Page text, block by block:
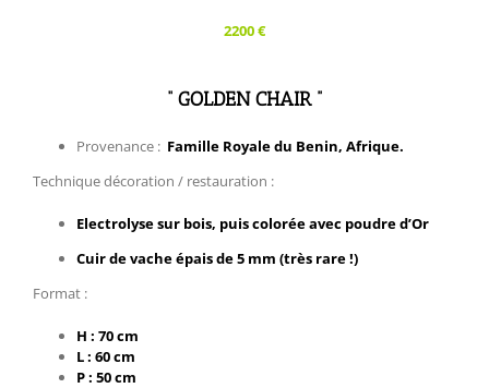
2200 €
“ GOLDEN CHAIR ”
Provenance : Famille Royale du Benin, Afrique.
Technique décoration / restauration :
Electrolyse sur bois, puis colorée avec poudre d’Or
Cuir de vache épais de 5 mm (très rare !)
Format :
H : 70 cm
L : 60 cm
P : 50 cm